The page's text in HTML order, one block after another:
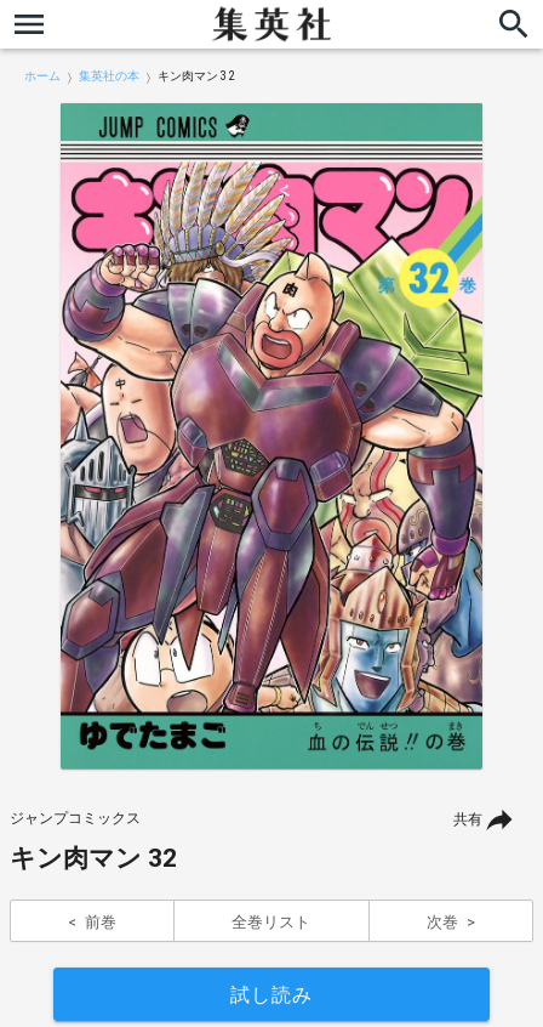
ホーム 集英社の本 キン肉マン 32
共有
ジャンプコミックス
キン肉マン 32
前巻 全巻リスト 次巻
試し読み